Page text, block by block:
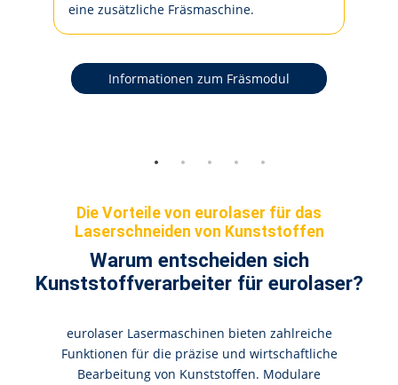
ei­ne zu­sätz­li­che Fräs­ma­schi­ne.
Informationen zum Fräsmodul
Die Vorteile von eurolaser für das
Laserschneiden von Kunststoffen
Warum entscheiden sich
Kunststoffverarbeiter für eurolaser?
eurolaser Lasermaschinen bieten zahlreiche
Funktionen für die präzise und wirtschaftliche
Bearbeitung von Kunststoffen. Modulare